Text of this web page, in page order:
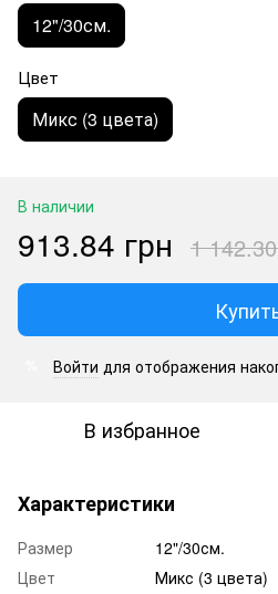
12"/30см.
Цвет
Микс (3 цвета)
В наличии
913.84 грн 1
Войти для отображения
В избранное
Характеристики
Размер
12"/30см.
Цвет
Микс (3 цвета)